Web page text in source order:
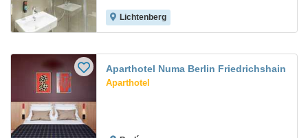
Lichtenberg
Aparthotel Numa Berlin Friedrichshain
Aparthotel